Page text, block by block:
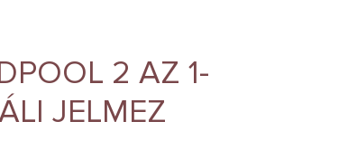
2 AZ 1-
JELMEZ